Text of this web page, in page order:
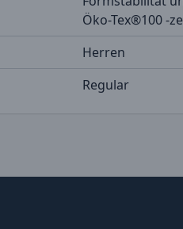
Öko-Tex®100 -
Herren
Regular